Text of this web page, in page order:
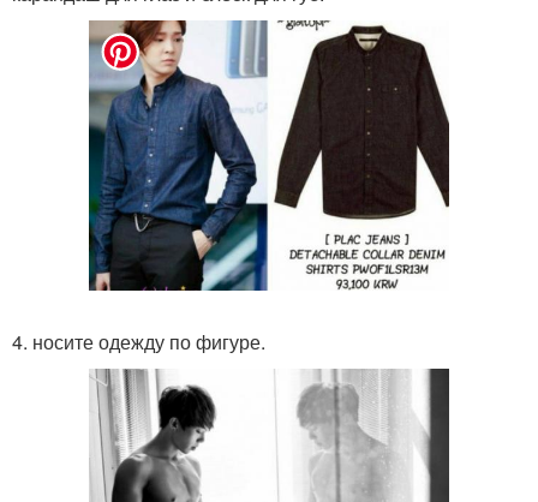
4. носите одежду по фигуре.